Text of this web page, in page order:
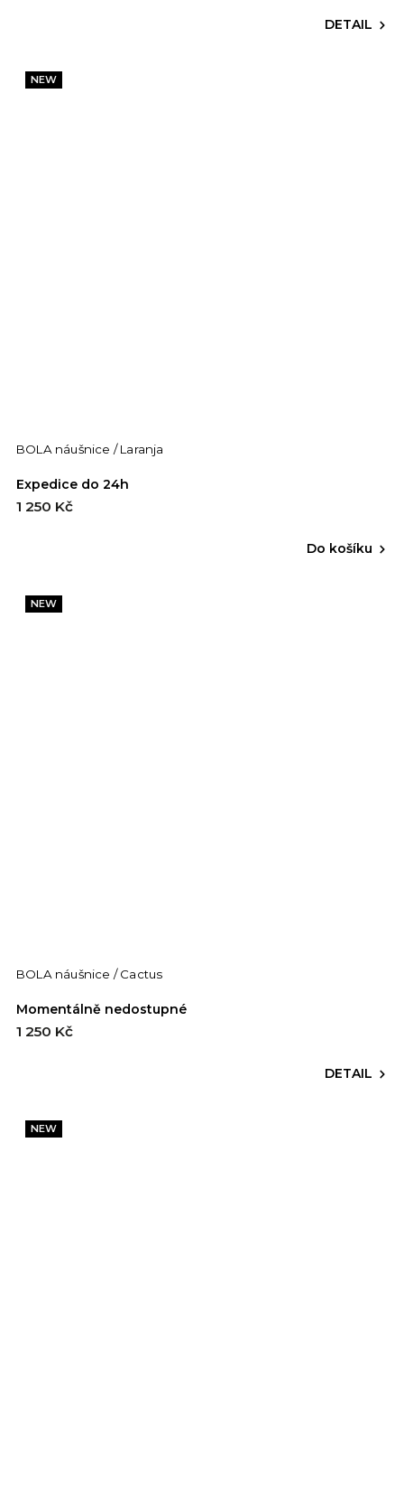
DETAIL
NEW
BOLA náušnice / Laranja
Expedice do 24h
1 250 Kč
Do košíku
NEW
BOLA náušnice / Cactus
Momentálně nedostupné
1 250 Kč
DETAIL
NEW